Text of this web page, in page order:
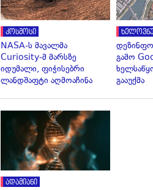
კოსმოსი
NASA-ს მავალმა
Curiosity-მ მარსზე
იდუმალი, ფიჭისებრი
ლანდშაფტი აღმოაჩინა
გამო
გააუქმა
ადამიანი